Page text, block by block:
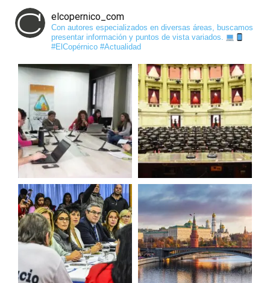
elcopernico_com
Con autores especializados en diversas áreas, buscamos
presentar información y puntos de vista variados.
#ElCopérnico #Actualidad